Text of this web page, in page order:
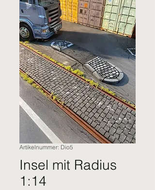
Artikelnummer: Dio5
Insel mit Radius
1:14